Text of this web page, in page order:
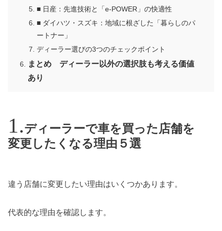
■ 日産：先進技術と「e-POWER」の快適性
■ ダイハツ・スズキ：地域に根ざした「暮らしのパ
ートナー」
ディーラー選びの3つのチェックポイント
まとめ ディーラー以外の選択肢も考える価値
あり
ディーラーで車を買った店舗を
変更したくなる理由５選
違う店舗に変更したい理由はいくつかあります。
代表的な理由を確認します。